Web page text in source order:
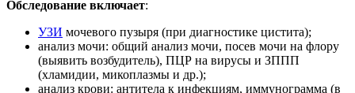
Обследование включает:
УЗИ мочевого пузыря (при диагностике цистита);
анализ мочи: общий анализ мочи, посев мочи на флору
(выявить возбудитель), ПЦР на вирусы и ЗППП
(хламидии, микоплазмы и др.);
анализ крови: антитела к инфекциям, иммунограмма (в